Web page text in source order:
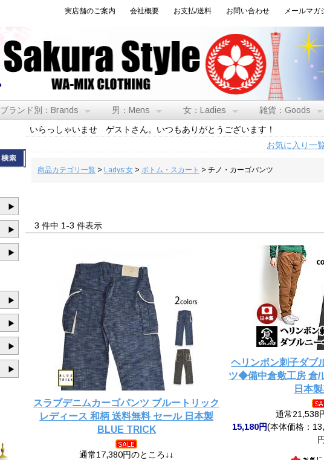
実店舗のご案内 会社概要 お支払/送料 お問い合わせ メールマガ
ブランド別：Brands 男：Mens 女：Ladies 雑貨：Goods
いらっしゃいませ ゲストさん。いつもありがとうございます！
お気に入り一
商品カテゴリ一覧> Ladys:女> ボトム・スカート > チノ・カーゴパンツ
3 件中 1-3 件表示
スラブデニムカーゴパンツ ブルートリック
レディース 和柄 送料無料 セール 日本製
BLUE TRICK
通常17,380円のところ↓↓
ヘリンボン刺子ダブ
ツ◆備中倉敷工房 倉/
日本
通常21,538
15,180円(本体価格：